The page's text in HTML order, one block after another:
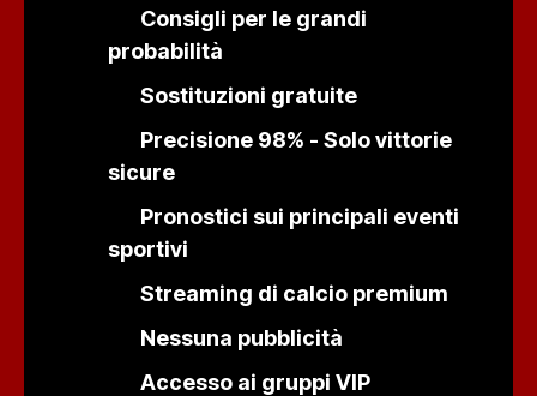
Consigli per le grandi
probabilità
Sostituzioni gratuite
Precisione 98% - Solo vittorie
sicure
Pronostici sui principali eventi
sportivi
Streaming di calcio premium
Nessuna pubblicità
Accesso ai gruppi VIP